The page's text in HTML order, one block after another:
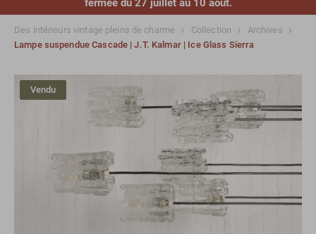
fermée du 27 juillet au 10 août.
Des intérieurs vintage pleins de charme Collection
Archives
Lampe suspendue Cascade | J.T. Kalmar | Ice Glass Sierra
Vendu